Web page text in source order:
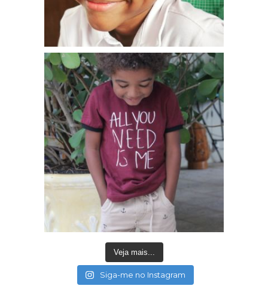
Veja mais...
Siga-me no Instagram